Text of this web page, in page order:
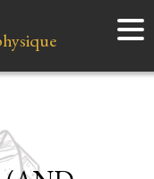
Accueil
Instruments
Liens et ressources